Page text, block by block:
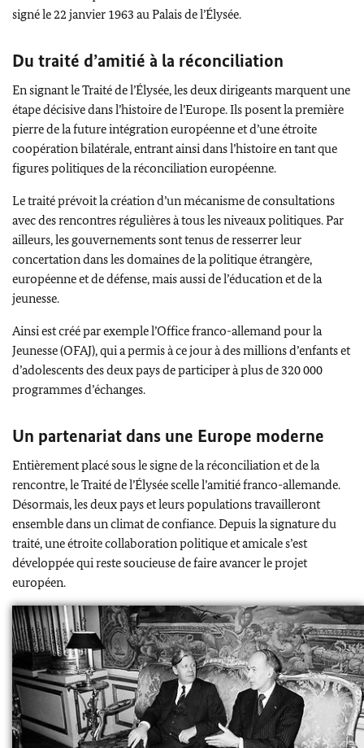
signé le 22 janvier 1963 au Palais de l’Élysée.
Du traité d’amitié à la réconciliation
En signant le Traité de l’Élysée, les deux dirigeants marquent une
étape décisive dans l’histoire de l’Europe. Ils posent la première
pierre de la future intégration européenne et d’une étroite
coopération bilatérale, entrant ainsi dans l’histoire en tant que
figures politiques de la réconciliation européenne.
Le traité prévoit la création d’un mécanisme de consultations
avec des rencontres régulières à tous les niveaux politiques. Par
ailleurs, les gouvernements sont tenus de resserrer leur
concertation dans les domaines de la politique étrangère,
européenne et de défense, mais aussi de l’éducation et de la
jeunesse.
Ainsi est créé par exemple l’Office franco-allemand pour la
Jeunesse (OFAJ), qui a permis à ce jour à des millions d’enfants et
d’adolescents des deux pays de participer à plus de 320 000
programmes d’échanges.
Un partenariat dans une Europe moderne
Entièrement placé sous le signe de la réconciliation et de la
rencontre, le Traité de l’Élysée scelle l’amitié franco-allemande.
Désormais, les deux pays et leurs populations travailleront
ensemble dans un climat de confiance. Depuis la signature du
traité, une étroite collaboration politique et amicale s’est
développée qui reste soucieuse de faire avancer le projet
européen.